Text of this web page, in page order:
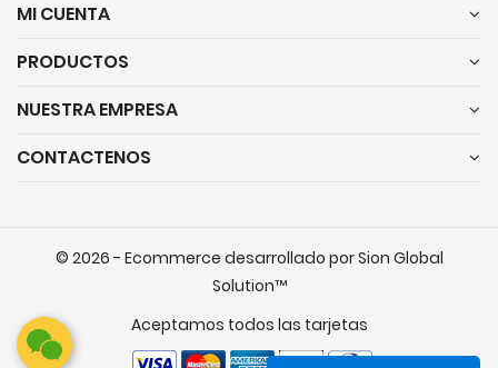
MI CUENTA
PRODUCTOS
NUESTRA EMPRESA
CONTACTENOS
© 2026 - Ecommerce desarrollado por Sion Global
Solution™
Aceptamos todos las tarjetas